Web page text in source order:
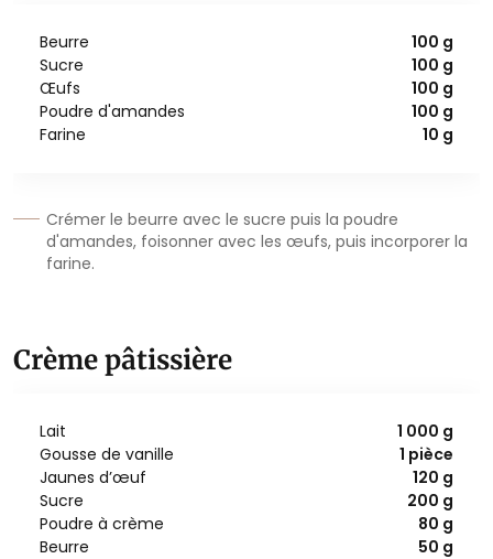
Beurre
100 g
Sucre
100 g
Œufs
100 g
Poudre d'amandes
100 g
Farine
10 g
Crémer le beurre avec le sucre puis la poudre
d'amandes, foisonner avec les œufs, puis incorporer la
farine.
Crème pâtissière
Lait
1 000 g
Gousse de vanille
1 pièce
Jaunes d’œuf
120 g
Sucre
200 g
Poudre à crème
80 g
Beurre
50 g